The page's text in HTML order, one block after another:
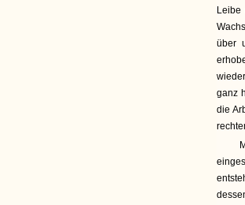
über
ganz
die